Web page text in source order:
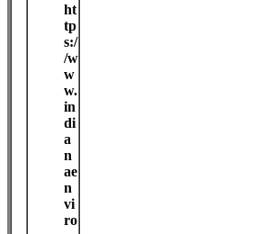
ht
tp
s:/
/w
w
w.
in
di
a
n
ae
n
vi
ro